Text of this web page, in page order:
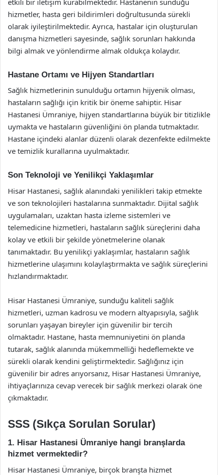
hizmetler, hasta geri bildirimleri doğrultusunda sürekli
olarak iyileştirilmektedir. Ayrıca, hastalar için oluşturulan
danışma hizmetleri sayesinde, sağlık sorunları hakkında
bilgi almak ve yönlendirme almak oldukça kolaydır.
Hastane Ortamı ve Hijyen Standartları
Sağlık hizmetlerinin sunulduğu ortamın hijyenik olması,
hastaların sağlığı için kritik bir öneme sahiptir. Hisar
Hastanesi Ümraniye, hijyen standartlarına büyük bir titizlikle
uymakta ve hastaların güvenliğini ön planda tutmaktadır.
Hastane içindeki alanlar düzenli olarak dezenfekte edilmekte
ve temizlik kurallarına uyulmaktadır.
Son Teknoloji ve Yenilikçi Yaklaşımlar
Hisar Hastanesi, sağlık alanındaki yenilikleri takip etmekte
ve son teknolojileri hastalarına sunmaktadır. Dijital sağlık
uygulamaları, uzaktan hasta izleme sistemleri ve
telemedicine hizmetleri, hastaların sağlık süreçlerini daha
kolay ve etkili bir şekilde yönetmelerine olanak
tanımaktadır. Bu yenilikçi yaklaşımlar, hastaların sağlık
hizmetlerine ulaşımını kolaylaştırmakta ve sağlık süreçlerini
hızlandırmaktadır.
Hisar Hastanesi Ümraniye, sunduğu kaliteli sağlık
hizmetleri, uzman kadrosu ve modern altyapısıyla, sağlık
sorunları yaşayan bireyler için güvenilir bir tercih
olmaktadır. Hastane, hasta memnuniyetini ön planda
tutarak, sağlık alanında mükemmelliği hedeflemekte ve
sürekli olarak kendini geliştirmektedir. Sağlığınız için
güvenilir bir adres arıyorsanız, Hisar Hastanesi Ümraniye,
ihtiyaçlarınıza cevap verecek bir sağlık merkezi olarak öne
çıkmaktadır.
SSS (Sıkça Sorulan Sorular)
1. Hisar Hastanesi Ümraniye hangi branşlarda
hizmet vermektedir?
Hisar Hastanesi Ümraniye, birçok branşta hizmet